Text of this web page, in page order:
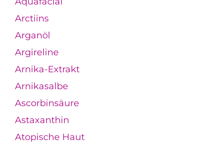
Arctiins
Arganöl
Argireline
Arnika-Extrakt
Arnikasalbe
Ascorbinsäure
Astaxanthin
Atopische Haut